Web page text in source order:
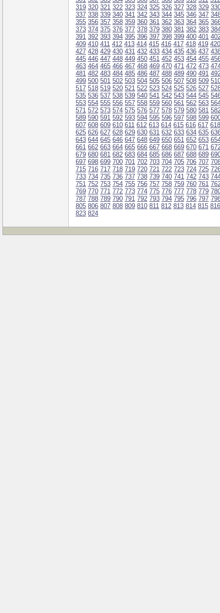
319 320 321 322 323 324 325 326 327 328 329
337 338 339 340 341 342 343 344 345 346 347
355 356 357 358 359 360 361 362 363 364 365
373 374 375 376 377 378 379 380 381 382 383
391 392 393 394 395 396 397 398 399 400 401
409 410 411 412 413 414 415 416 417 418 419 420
427 428 429 430 431 432 433 434 435 436 437
445 446 447 448 449 450 451 452 453 454 455
463 464 465 466 467 468 469 470 471 472 473
481 482 483 484 485 486 487 488 489 490 491
499 500 501 502 503 504 505 506 507 508 509
517 518 519 520 521 522 523 524 525 526 527
535 536 537 538 539 540 541 542 543 544 545
553 554 555 556 557 558 559 560 561 562 563
571 572 573 574 575 576 577 578 579 580 581
589 590 591 592 593 594 595 596 597 598 599
607 608 609 610 611 612 613 614 615 616 617 618
625 626 627 628 629 630 631 632 633 634 635
643 644 645 646 647 648 649 650 651 652 653
661 662 663 664 665 666 667 668 669 670 671
679 680 681 682 683 684 685 686 687 688 689
697 698 699 700 701 702 703 704 705 706 707
715 716 717 718 719 720 721 722 723 724 725
733 734 735 736 737 738 739 740 741 742 743
751 752 753 754 755 756 757 758 759 760 761
769 770 771 772 773 774 775 776 777 778 779
787 788 789 790 791 792 793 794 795 796 797
805 806 807 808 809 810 811 812 813 814 815 816
823 824